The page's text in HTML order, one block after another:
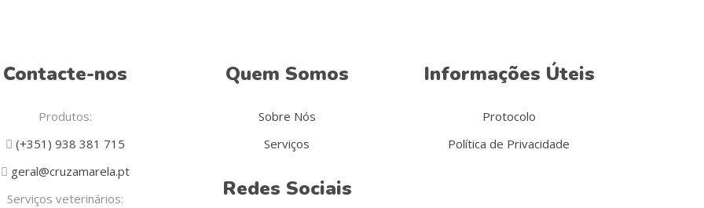
Contacte-nos
Produtos:
(+351) 938 381 715
geral@cruzamarela.pt
Serviços veterinários:
Quem Somos
Sobre Nós
Serviços
Redes Sociais
Informações Úteis
Protocolo
Política de Privacidade